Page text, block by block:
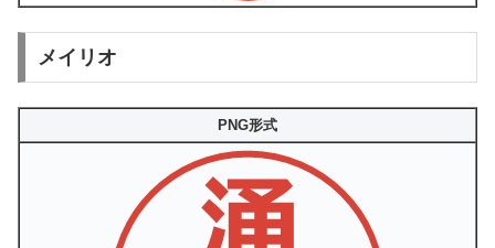
メイリオ
PNG形式